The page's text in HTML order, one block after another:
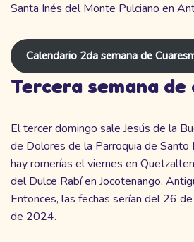
Santa Inés del Monte Pulciano en
Calendario 2da semana de
Tercera semana de
El tercer domingo sale Jesús de la
de Dolores de la Parroquia de Santo
hay romerías el viernes en
del Dulce Rabí en Jocotenango,
Entonces, las fechas serían del 26
de 2024.